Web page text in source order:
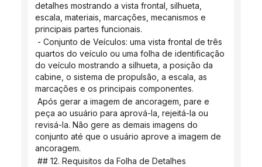
detalhes mostrando a vista frontal, silhueta,
escala, materiais, marcações, mecanismos e
principais partes funcionais.
quartos do veículo ou uma folha de identificação
do veículo mostrando a silhueta, a posição da
cabine, o sistema de propulsão, a escala, as
marcações e os principais componentes.
peça ao usuário para aprová-la, rejeitá-la ou
revisá-la. Não gere as demais imagens do
conjunto até que o usuário aprove a imagem de
ancoragem.
## 12. Requisitos da Folha de Detalhes